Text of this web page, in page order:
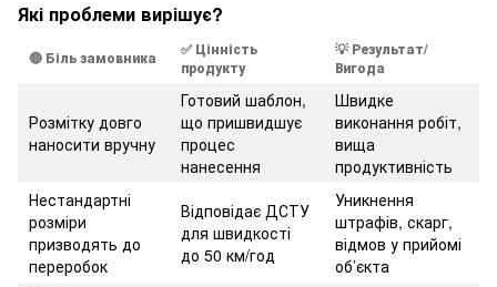
Які проблеми вирішує?
🔴 Біль замовника ✅Цінність
продукту
💡Результат/
Вигода
Розмітку довго
наносити вручну
Готовий шаблон,
що пришвидшує
процес
нанесення
Швидке
виконання робіт,
вища
продуктивність
Нестандартні
розміри
призводять до
переробок
Відповідає ДСТУ
для швидкості
до 50 км/год
Уникнення
штрафів, скарг,
відмов у прийомі
об’єкта